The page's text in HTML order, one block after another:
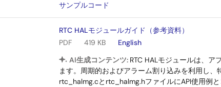
サンプルコード
RTC HALモジュールガイド（参考資料）
PDF
419 KB
English
AI生成コンテンツ: RTC HALモジュールは、ア
ます。周期的およびアラーム割り込みを利用し、
rtc_halmg.cとrtc_halmg.hファイルにAPI使用例